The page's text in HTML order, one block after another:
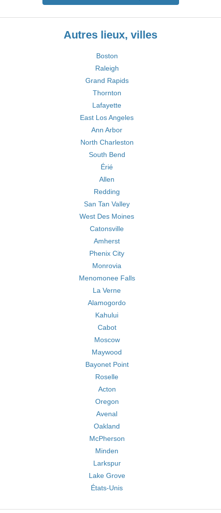
Autres lieux, villes
Boston
Raleigh
Grand Rapids
Thornton
Lafayette
East Los Angeles
Ann Arbor
North Charleston
South Bend
Érié
Allen
Redding
San Tan Valley
West Des Moines
Catonsville
Amherst
Phenix City
Monrovia
Menomonee Falls
La Verne
Alamogordo
Kahului
Cabot
Moscow
Maywood
Bayonet Point
Roselle
Acton
Oregon
Avenal
Oakland
McPherson
Minden
Larkspur
Lake Grove
États-Unis